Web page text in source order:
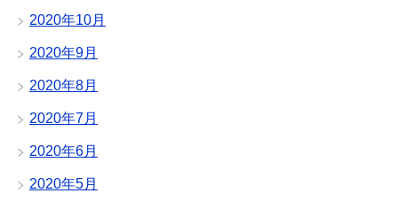
2020年10月
2020年9月
2020年8月
2020年7月
2020年6月
2020年5月